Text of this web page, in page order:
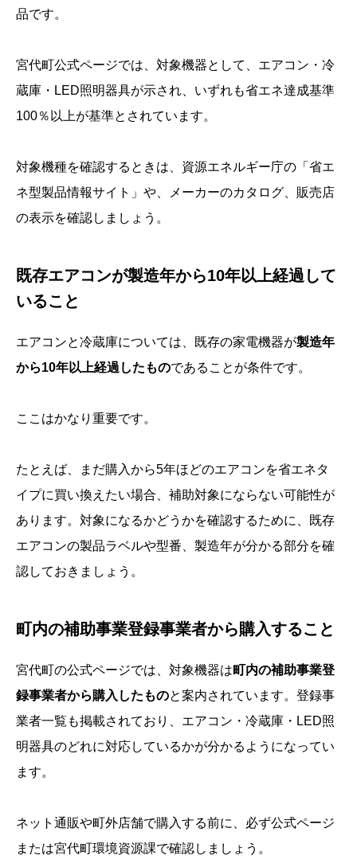
品です。
宮代町公式ページでは、対象機器として、エアコン・冷
蔵庫・LED照明器具が示され、いずれも省エネ達成基準
100％以上が基準とされています。
対象機種を確認するときは、資源エネルギー庁の「省エ
ネ型製品情報サイト」や、メーカーのカタログ、販売店
の表示を確認しましょう。
既存エアコンが製造年から10年以上経過して
いること
エアコンと冷蔵庫については、既存の家電機器が製造年
から10年以上経過したものであることが条件です。
ここはかなり重要です。
たとえば、まだ購入から5年ほどのエアコンを省エネタ
イプに買い換えたい場合、補助対象にならない可能性が
あります。対象になるかどうかを確認するために、既存
エアコンの製品ラベルや型番、製造年が分かる部分を確
認しておきましょう。
町内の補助事業登録事業者から購入すること
宮代町の公式ページでは、対象機器は町内の補助事業登
録事業者から購入したものと案内されています。登録事
業者一覧も掲載されており、エアコン・冷蔵庫・LED照
明器具のどれに対応しているかが分かるようになってい
ます。
ネット通販や町外店舗で購入する前に、必ず公式ページ
または宮代町環境資源課で確認しましょう。